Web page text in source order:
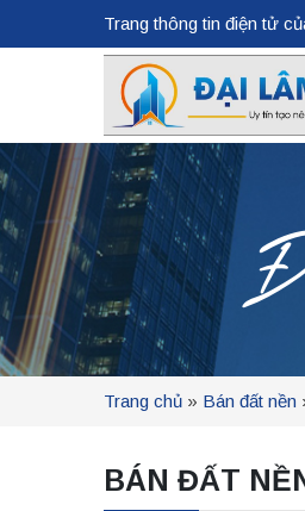
Trang thông tin điện tử
Trang chủ » Bán đất nền
BÁN ĐẤT